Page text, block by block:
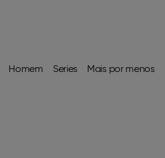
Homem Series Mais por menos